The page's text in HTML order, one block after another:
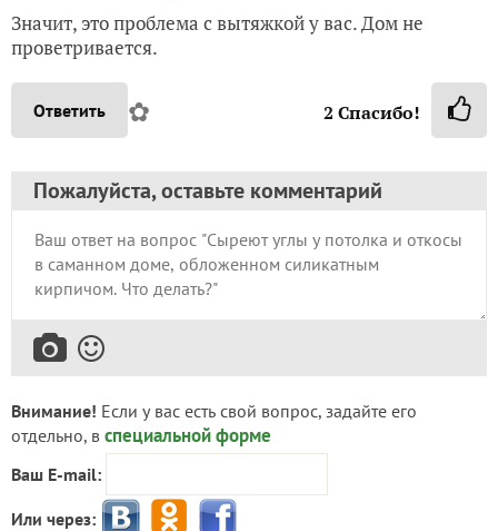
Значит, это проблема с вытяжкой у вас. Дом не
проветривается.
Ответить ✿ 2 Спасибо!
Пожалуйста, оставьте комментарий
Внимание! Если у вас есть свой вопрос, задайте его
отдельно, в специальной форме
Ваш E-mail:
Или через: